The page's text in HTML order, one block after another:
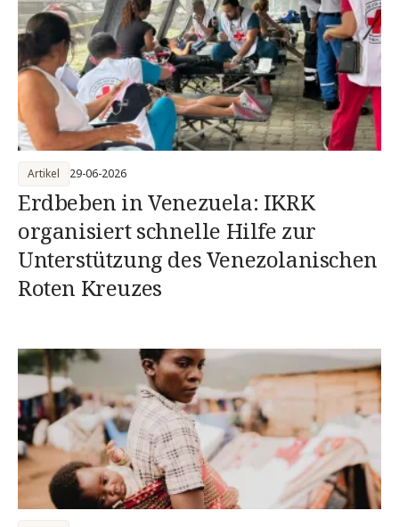
Erdbeben in Venezuela: IKRK
organisiert schnelle Hilfe zur
Unterstützung des Venezolanischen
Roten Kreuzes
Artikel 29-06-2026